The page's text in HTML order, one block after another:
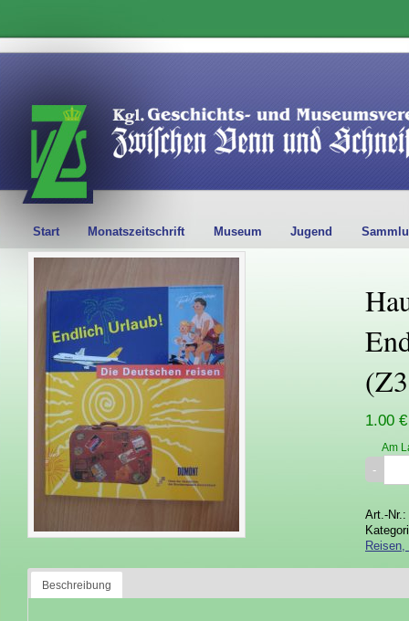
Start Monatszeitschrift Museum Jugend
1.00 €
Am
Art.-Nr.:
Beschreibung